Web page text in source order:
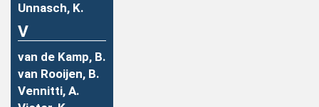
Unnasch, K.
V
van de Kamp, B.
van Rooijen, B.
Vennitti, A.